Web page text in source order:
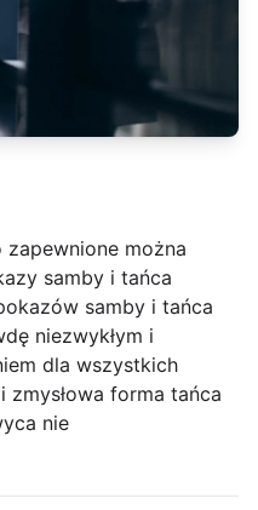
można
samby i tańca
samby i tańca
niezwykłym i
dla wszystkich
zmysłowa forma tańca
nie